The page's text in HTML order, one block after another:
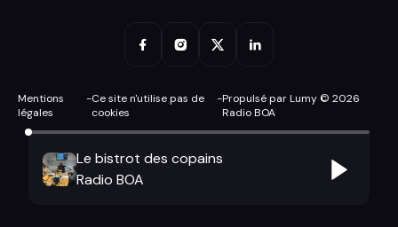
Mentions
légales
-Ce site n'utilise pas de
cookies
-Propulsé par Lumy © 2026
Radio BOA
Le bistrot des copains
Radio BOA